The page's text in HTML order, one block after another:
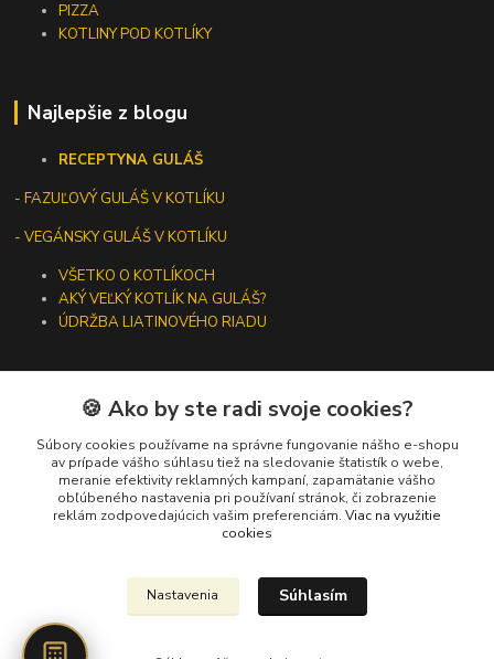
PIZZA
KOTLINY POD KOTLÍKY
Najlepšie z blogu
RECEPTYNA GULÁŠ
-FAZUĽOVÝ GULÁŠ V KOTLÍKU
- VEGÁNSKY GULÁŠ V KOTLÍKU
VŠETKO O KOTLÍKOCH
AKÝ VEĽKÝ KOTLÍK NA GULÁŠ?
ÚDRŽBA LIATINOVÉHO RIADU
Kontakty
+421 919 275 553
(Po-Pia, 10-13 hod.)
🍪 Ako by ste radi svoje cookies?
Súbory cookies používame na správne fungovanie nášho e-shopu
av prípade vášho súhlasu tiež na sledovanie štatistík o webe,
meranie efektivity reklamných kampaní, zapamätanie vášho
obľúbeného nastavenia pri používaní stránok, či zobrazenie
reklám zodpovedajúcich vašim preferenciám. Viac na využitie
cookies
Nastavenia Súhlasím